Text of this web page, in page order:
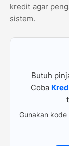
kredit agar
sistem.
Butuh
Coba
Gunakan kode